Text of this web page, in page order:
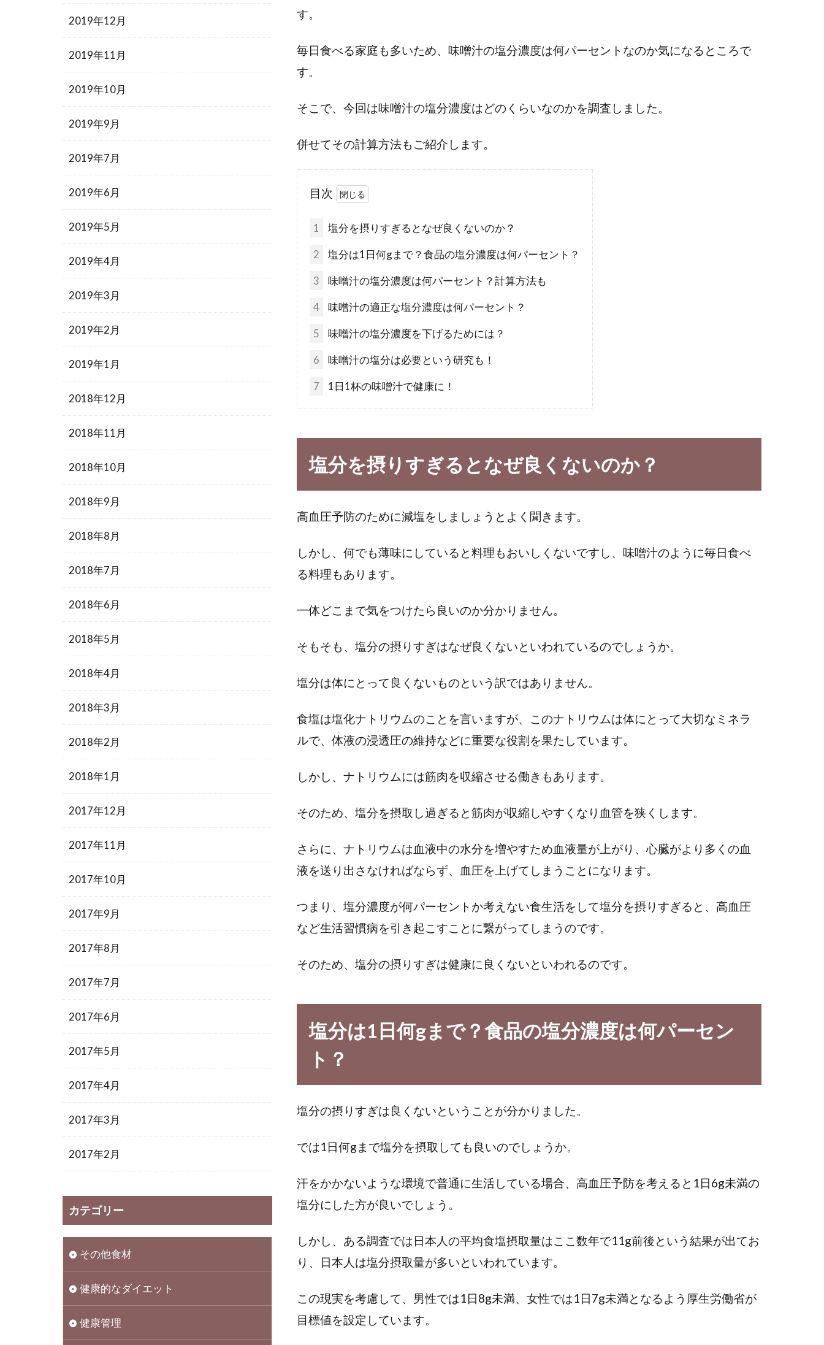
す。
毎日食べる家庭も多いため、味噌汁の塩分濃度は何パーセントなのか気になるところで
す。
そこで、今回は味噌汁の塩分濃度はどのくらいなのかを調査しました。
併せてその計算方法もご紹介します。
目次
1 塩分を摂りすぎるとなぜ良くないのか？
2 塩分は1日何gまで？食品の塩分濃度は何パーセント？
3 味噌汁の塩分濃度は何パーセント？計算方法も
4 味噌汁の適正な塩分濃度は何パーセント？
5 味噌汁の塩分濃度を下げるためには？
6 味噌汁の塩分は必要という研究も！
7 1日1杯の味噌汁で健康に！
塩分を摂りすぎるとなぜ良くないのか？
高血圧予防のために減塩をしましょうとよく聞きます。
しかし、何でも薄味にしていると料理もおいしくないですし、味噌汁のように毎日食べ
る料理もあります。
一体どこまで気をつけたら良いのか分かりません。
そもそも、塩分の摂りすぎはなぜ良くないといわれているのでしょうか。
塩分は体にとって良くないものという訳ではありません。
食塩は塩化ナトリウムのことを言いますが、このナトリウムは体にとって大切なミネラ
ルで、体液の浸透圧の維持などに重要な役割を果たしています。
しかし、ナトリウムには筋肉を収縮させる働きもあります。
そのため、塩分を摂取し過ぎると筋肉が収縮しやすくなり血管を狭くします。
さらに、ナトリウムは血液中の水分を増やすため血液量が上がり、心臓がより多くの血
液を送り出さなければならず、血圧を上げてしまうことになります。
つまり、塩分濃度が何パーセントか考えない食生活をして塩分を摂りすぎると、高血圧
など生活習慣病を引き起こすことに繋がってしまうのです。
そのため、塩分の摂りすぎは健康に良くないといわれるのです。
塩分は1日何gまで？食品の塩分濃度は何パーセン
ト？
塩分の摂りすぎは良くないということが分かりました。
では1日何gまで塩分を摂取しても良いのでしょうか。
汗をかかないような環境で普通に生活している場合、高血圧予防を考えると1日6g未満の
塩分にした方が良いでしょう。
しかし、ある調査では日本人の平均食塩摂取量はここ数年で11g前後という結果が出てお
り、日本人は塩分摂取量が多いといわれています。
この現実を考慮して、男性では1日8g未満、女性では1日7g未満となるよう厚生労働省が
目標値を設定しています。
2019年12月
2019年11月
2019年10月
2019年9月
2019年7月
2019年6月
2019年5月
2019年4月
2019年3月
2019年2月
2019年1月
2018年12月
2018年11月
2018年10月
2018年9月
2018年8月
2018年7月
2018年6月
2018年5月
2018年4月
2018年3月
2018年2月
2018年1月
2017年12月
2017年11月
2017年10月
2017年9月
2017年8月
2017年7月
2017年6月
2017年5月
2017年4月
2017年3月
2017年2月
カテゴリー
その他食材
健康的なダイエット
健康管理